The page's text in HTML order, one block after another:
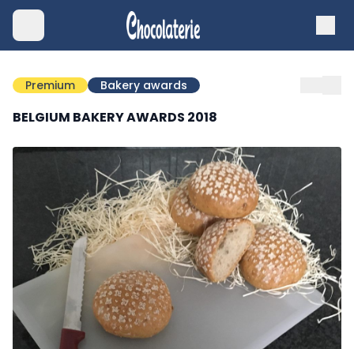
Premium Bakery awards
BELGIUM BAKERY AWARDS 2018